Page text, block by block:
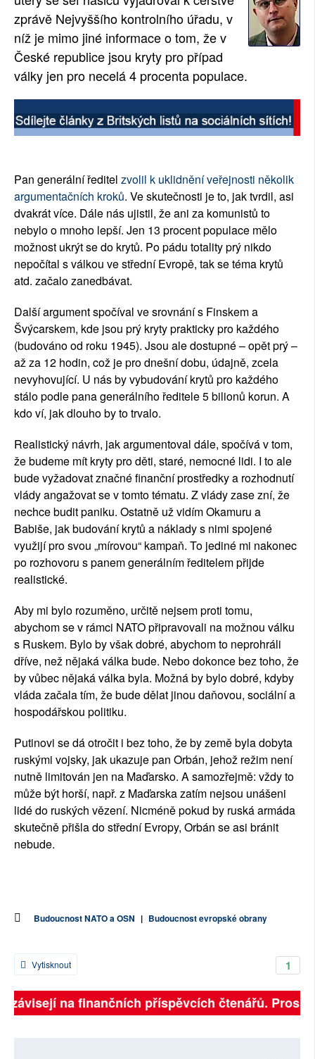
SOCIÁLNÍ SÍTĚ
RUBRIKY
PLNÁ VERZE STRÁNEK
zprávě Nejvyššího kontrolního úřadu, v
níž je mimo jiné informace o tom, že v
České republice jsou kryty pro případ
války jen pro necelá 4 procenta populace.
Pan generální ředitel zvolil k uklidnění veřejnosti několik
argumentačních kroků. Ve skutečnosti je to, jak tvrdil, asi
dvakrát více. Dále nás ujistil, že ani za komunistů to
nebylo o mnoho lepší. Jen 13 procent populace mělo
možnost ukrýt se do krytů. Po pádu totality prý nikdo
nepočítal s válkou ve střední Evropě, tak se téma krytů
atd. začalo zanedbávat.
Další argument spočíval ve srovnání s Finskem a
Švýcarskem, kde jsou prý kryty prakticky pro každého
(budováno od roku 1945). Jsou ale dostupné – opět prý –
až za 12 hodin, což je pro dnešní dobu, údajně, zcela
nevyhovující. U nás by vybudování krytů pro každého
stálo podle pana generálního ředitele 5 bilionů korun. A
kdo ví, jak dlouho by to trvalo.
Realistický návrh, jak argumentoval dále, spočívá v tom,
že budeme mít kryty pro děti, staré, nemocné lidi. I to ale
bude vyžadovat značné finanční prostředky a rozhodnutí
vlády angažovat se v tomto tématu. Z vlády zase zní, že
nechce budit paniku. Ostatně už vidím Okamuru a
Babiše, jak budování krytů a náklady s nimi spojené
využijí pro svou „mírovou“ kampaň. To jediné mi nakonec
po rozhovoru s panem generálním ředitelem přijde
realistické.
Aby mi bylo rozuměno, určitě nejsem proti tomu,
abychom se v rámci NATO připravovali na možnou válku
s Ruskem. Bylo by však dobré, abychom to neprohráli
dříve, než nějaká válka bude. Nebo dokonce bez toho, že
by vůbec nějaká válka byla. Možná by bylo dobré, kdyby
vláda začala tím, že bude dělat jinou daňovou, sociální a
hospodářskou politiku.
Putinovi se dá otročit i bez toho, že by země byla dobyta
ruskými vojsky, jak ukazuje pan Orbán, jehož režim není
nutně limitován jen na Maďarsko. A samozřejmě: vždy to
může být horší, např. z Maďarska zatím nejsou unášeni
lidé do ruských vězení. Nicméně pokud by ruská armáda
skutečně přišla do střední Evropy, Orbán se asi bránit
nebude.
Budoucnost NATO a OSN | Budoucnost evropské obrany
1
Vytisknout
na finančních příspěvcích čtenářů.